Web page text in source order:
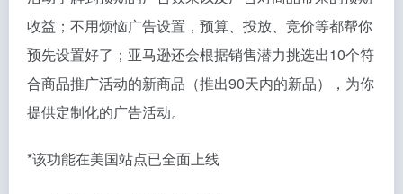
收益；不用烦恼广告设置，预算、投放、竞价等都帮你
预先设置好了；亚马逊还会根据销售潜力挑选出10个符
合商品推广活动的新商品（推出90天内的新品），为你
提供定制化的广告活动。
*该功能在美国站点已全面上线